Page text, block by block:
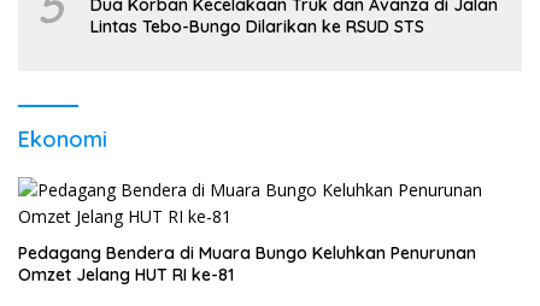
Dua Korban Kecelakaan Truk dan Avanza di Jalan
Lintas Tebo-Bungo Dilarikan ke RSUD STS
Ekonomi
Pedagang Bendera di Muara Bungo Keluhkan Penurunan
Omzet Jelang HUT RI ke-81